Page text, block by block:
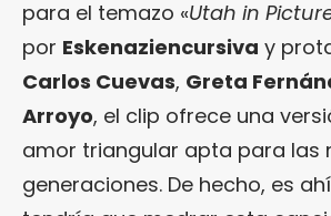
para el temazo «Utah in
por Eskenaziencursiva y
Carlos Cuevas, Greta
Arroyo, el clip ofrece una
amor triangular apta para las
generaciones. De hecho, es